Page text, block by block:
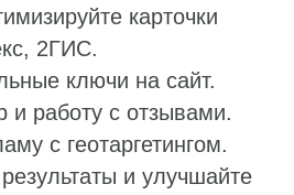
карточки
2ГИС.
ключи на сайт.
и работу с отзывами.
с геотаргетингом.
и улучшайте